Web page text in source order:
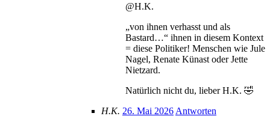
@H.K.
„von ihnen verhasst und als
Bastard…“ ihnen in diesem Kontext
= diese Politiker! Menschen wie Jule
Nagel, Renate Künast oder Jette
Nietzard.
Natürlich nicht du, lieber H.K. 🤣
H.K. 26. Mai 2026 Antworten